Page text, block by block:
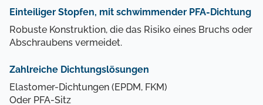
Einteiliger Stopfen, mit schwimmender PFA-Dichtung
Robuste Konstruktion, die das Risiko eines Bruchs oder
Abschraubens vermeidet.
Zahlreiche Dichtungslösungen
Elastomer-Dichtungen (EPDM, FKM)
Oder PFA‑Sitz